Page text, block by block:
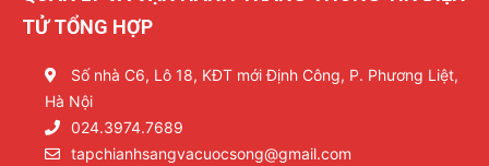
TỬ TỔNG HỢP
Số nhà C6, Lô 18, KĐT mới Định Công, P. Phương Liệt,
Hà Nội
024.3974.7689
tapchianhsangvacuocsong@gmail.com